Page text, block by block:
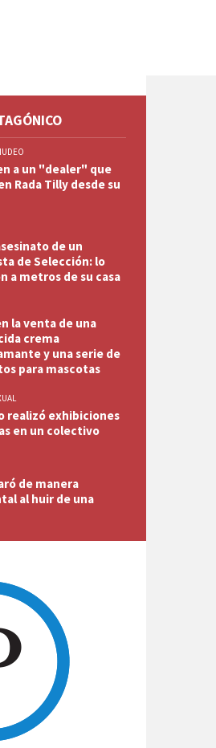
a un "dealer" que
Rada Tilly desde su
de un
de Selección: lo
a metros de su casa
la venta de una
crema
y una serie de
para mascotas
realizó exhibiciones
en un colectivo
de manera
al huir de una